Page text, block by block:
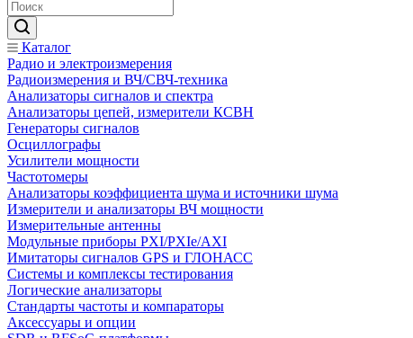
Каталог
Радио и электроизмерения
Радиоизмерения и ВЧ/СВЧ-техника
Анализаторы сигналов и спектра
Анализаторы цепей, измерители КСВН
Генераторы сигналов
Осциллографы
Усилители мощности
Частотомеры
Анализаторы коэффициента шума и источники шума
Измерители и анализаторы ВЧ мощности
Измерительные антенны
Модульные приборы PXI/PXIe/AXI
Имитаторы сигналов GPS и ГЛОНАСС
Системы и комплексы тестирования
Логические анализаторы
Стандарты частоты и компараторы
Аксессуары и опции